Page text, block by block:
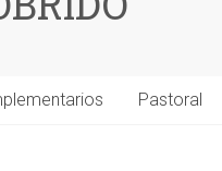
Pastoral